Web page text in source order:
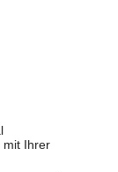
mit Ihrer